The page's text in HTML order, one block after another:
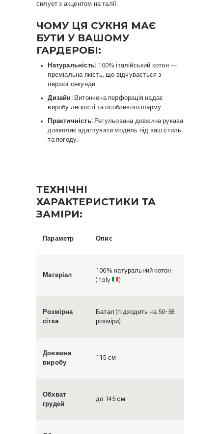
силует з акцентом на талії.
ЧОМУ ЦЯ СУКНЯ МАЄ
БУТИ У ВАШОМУ
ГАРДЕРОБІ:
Натуральність: 100% італійський котон —
преміальна якість, що відчувається з
першої секунди.
Дизайн:Витончена перфорація надає
виробу легкості та особливого шарму.
Практичність: Регульована довжина рукава
дозволяє адаптувати модель під ваш стиль
та погоду.
ТЕХНІЧНІ
ХАРАКТЕРИСТИКИ ТА
ЗАМІРИ:
Параметр Опис
Матеріал
100% натуральний котон
(Italy
)
Розмірна
сітка
Батал (підходить на 50-58
розміри)
Довжина
виробу
115 см
Обхват
грудей
до 145 см